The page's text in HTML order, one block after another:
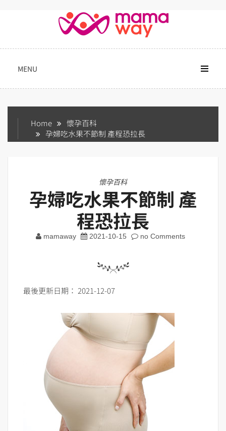
MENU
Home
懷孕百科
孕婦吃水果不節制 產程恐拉長
懷孕百科
孕婦吃水果不節制 產
程恐拉長
mamaway 2021-10-15 no Comments
最後更新日期： 2021-12-07